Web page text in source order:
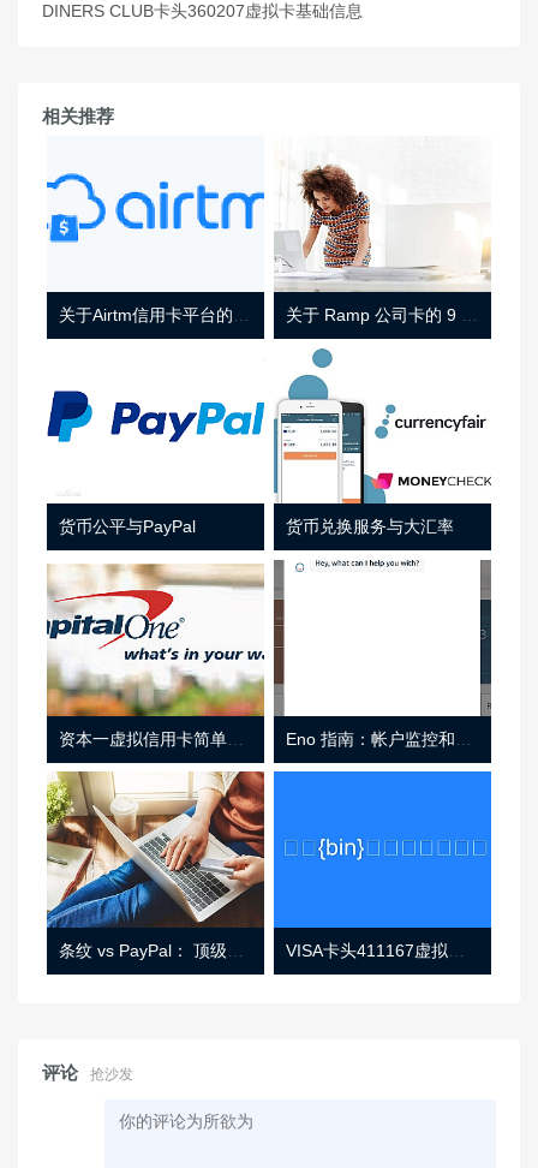
DINERS CLUB卡头360207虚拟卡基础信息
相关推荐
货币公平与PayPal 货币兑换服务与大汇率
资本一虚拟信用卡简单介绍
条纹 vs PayPal： 顶级功能， 定价 （和更多！ VISA卡头411167虚拟卡基础信息
评论 抢沙发